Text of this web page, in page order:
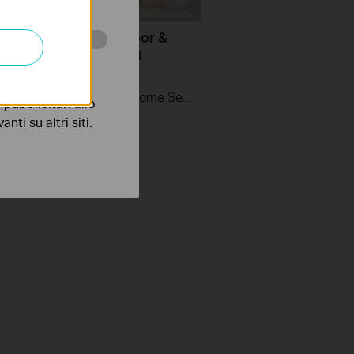
Your Tapo Indoor &
Home Security Wi-Fi
di
pubblicitari allo
su altri siti.